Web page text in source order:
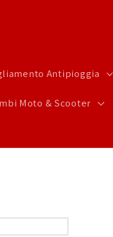
Antipioggia
Moto & Scooter